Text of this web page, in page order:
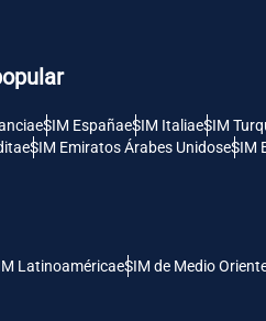
eSIM EspañaeSIM ItaliaeSIM
eSIM Emiratos Árabes UnidoseSIM
LatinoaméricaeSIM de Medio